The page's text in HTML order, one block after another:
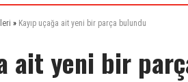
» Kayıp uçağa ait yeni bir parça bulundu
ait yeni bir